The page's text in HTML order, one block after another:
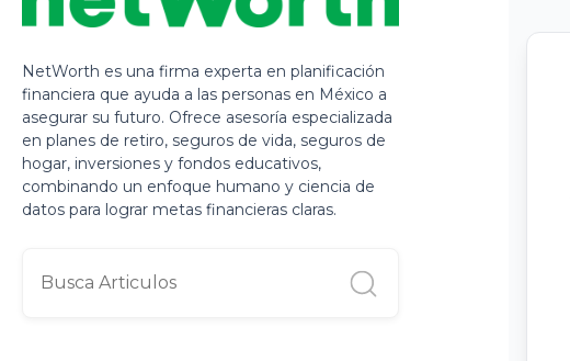
NetWorth es una firma experta en planificación
financiera que ayuda a las personas en México a
asegurar su futuro. Ofrece asesoría especializada
en planes de retiro, seguros de vida, seguros de
hogar, inversiones y fondos educativos,
combinando un enfoque humano y ciencia de
datos para lograr metas financieras claras.